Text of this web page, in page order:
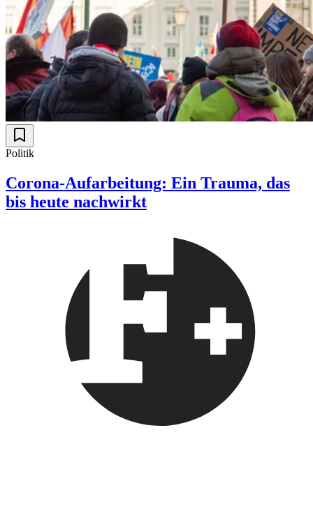
Politik
Corona-Aufarbeitung: Ein Trauma, das
bis heute nachwirkt